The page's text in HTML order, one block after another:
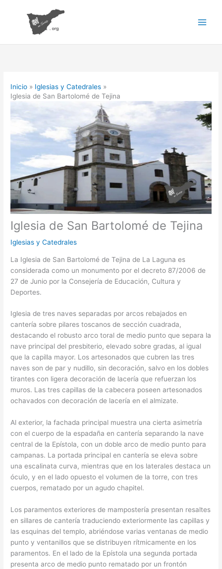
contenido
Inicio
Iglesias y Catedrales
Iglesia de San Bartolomé de Tejina
Iglesia de San Bartolomé de Tejina
Iglesias y Catedrales
La Iglesia de San Bartolomé de Tejina de La Laguna es
considerada como un monumento por el decreto 87/2006 de
27 de Junio por la Consejería de Educación, Cultura y
Deportes.
Iglesia de tres naves separadas por arcos rebajados en
cantería sobre pilares toscanos de sección cuadrada,
destacando el robusto arco toral de medio punto que separa la
nave principal del presbiterio, elevado sobre gradas, al igual
que la capilla mayor. Los artesonados que cubren las tres
naves son de par y nudillo, sin decoración, salvo en los dobles
tirantes con ligera decoración de lacería que refuerzan los
muros. Las tres capillas de la cabecera poseen artesonados
ochavados con decoración de lacería en el almizate.
Al exterior, la fachada principal muestra una cierta asimetría
con el cuerpo de la espadaña en cantería separando la nave
central de la Epístola, con un doble arco de medio punto para
campanas. La portada principal en cantería se eleva sobre
una escalinata curva, mientras que en los laterales destaca un
óculo, y en el lado opuesto el volumen de la torre, con tres
cuerpos, rematado por un agudo chapitel.
Los paramentos exteriores de mampostería presentan resaltes
en sillares de cantería traduciendo exteriormente las capillas y
las esquinas del templo, abriéndose varias ventanas de medio
punto y ventanillos que se distribuyen rítmicamente en los
paramentos. En el lado de la Epístola una segunda portada
presenta arco de medio punto rematado por un frontón